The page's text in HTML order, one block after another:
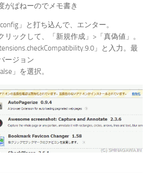
がぱねーのでメモ書き
」と打ち込んで、エンター。
リックして、「新規作成」>「真偽値」。
」と入力。最
ージョン
」を選択。